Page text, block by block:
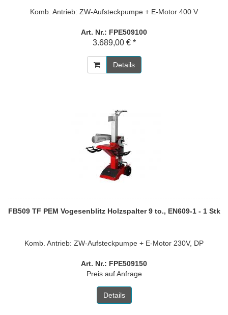
Komb. Antrieb: ZW-Aufsteckpumpe + E-Motor 400 V
Art. Nr.: FPE509100
3.689,00 € *
Details
FB509 TF PEM Vogesenblitz Holzspalter 9 to., EN609-1 - 1 Stk
Komb. Antrieb: ZW-Aufsteckpumpe + E-Motor 230V, DP
Art. Nr.: FPE509150
Preis auf Anfrage
Details